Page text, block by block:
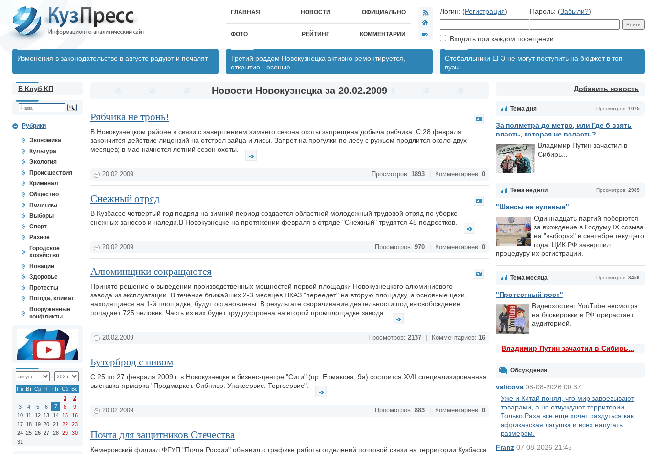
ГЛАВНАЯ НОВОСТИ ОФИЦИАЛЬНО
ФОТО РЕЙТИНГ КОММЕНТАРИИ
Логин: (Регистрация) Пароль: (Забыли?)
Входить при каждом посещении
Изменения в законодательстве в августе радуют и печалят
Третий роддом Новокузнецка активно ремонтируется,
открытие - осенью
Стобалльники ЕГЭ не могут поступить на бюджет в топ-
вузы...
Добавить новость
Просмотров: 1075
Тема дня
За полметра до метро, или Где б взять
власть, которая не всласть?
Владимир Путин зачастил в
Сибирь...
Просмотров: 2989
Тема недели
"Шансы не нулевые"
Одиннадцать партий поборются
за вхождение в Госдуму IX созыва
на "выборах" в сентябре текущего
года. ЦИК РФ завершил
процедуру их регистрации.
Просмотров: 8456
Тема месяца
"Протестный рост"
Видеохостинг YouTube несмотря
на блокировки в РФ прирастает
аудиторией.
Владимир Путин зачастил в Сибирь...
Обсуждения
valicova 08-08-2026 00:37
Уже и Китай понял, что мир завоевывают
товарами, а не отчуждают территории.
Только Раха все еще хочет раздуться как
африканская лягушка и всех напугать
размером.
Franz 07-08-2026 21:45
В Клуб КП
Рубрики
Экономика
Культура
Экология
Происшествия
Криминал
Общество
Политика
Выборы
Спорт
Разное
Городское
хозяйство
Новации
Здоровье
Протесты
Погода, климат
Вооружённые
конфликты
Пн Вт Ср Чт Пт Сб Вс
1
2
3
4 5 6 7 8
9
10 11 12 13 14 15
16
17 18 19 20 21 22
23
24 25 26 27 28 29
30
31
Новости Новокузнецка за 20.02.2009
Рябчика не тронь!
В Новокузнецком районе в связи с завершением зимнего сезона охоты запрещена добыча рябчика. С 28 февраля
закончится действие лицензий на отстрел зайца и лисы. Запрет на прогулки по лесу с ружьем продлится около двух
месяцев; в мае начнется летний сезон охоты.
20.02.2009 Просмотров: 1893 Комментариев: 0
Снежный отряд
В Кузбассе четвертый год подряд на зимний период создается областной молодежный трудовой отряд по уборке
снежных заносов и наледи.В Новокузнецке на протяжении февраля в отряде "Снежный" трудятся 45 подростков.
20.02.2009 Просмотров: 970 Комментариев: 0
Алюминщики сокращаются
Принято решение о выведении производственных мощностей первой площадки Новокузнецкого алюминиевого
завода из эксплуатации. В течение ближайших 2-3 месяцев НКАЗ "переедет" на вторую площадку, а основные цехи,
находящиеся на 1-й площадке, будут остановлены. В результате сворачивания деятельности под высвобождение
попадает 725 человек. Часть из них будет трудоустроена на второй промплощадке завода.
20.02.2009 Просмотров: 2137 Комментариев: 16
Бутерброд с пивом
С 25 по 27 февраля 2009 г. в Новокузнецке в бизнес-центре "Сити" (пр. Ермакова, 9а) состоится XVII специализированная
выставка-ярмарка "Продмаркет. Сибпиво. Упаксервис. Торгсервис".
20.02.2009 Просмотров: 883 Комментариев: 0
Почта для защитников Отечества
Кемеровский филиал ФГУП "Почта России" объявил о графике работы отделений почтовой связи на территории Кузбасса